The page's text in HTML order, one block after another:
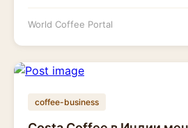
World Coffee Portal
coffee-business